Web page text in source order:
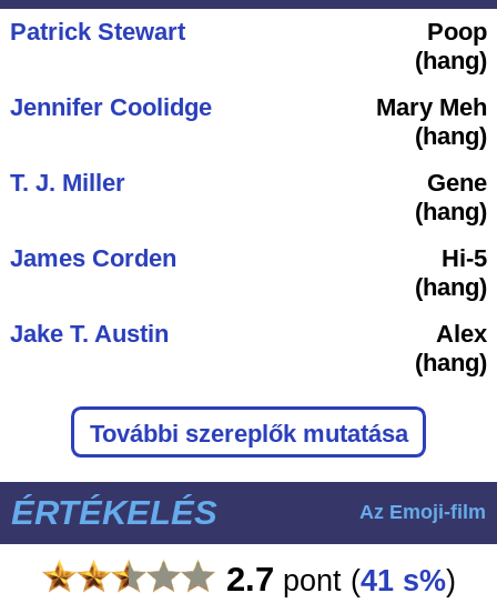
Patrick Stewart
Poop
(hang)
Jennifer Coolidge
Mary Meh
(hang)
T. J. Miller
Gene
(hang)
James Corden
Hi-5
(hang)
Jake T. Austin
Alex
(hang)
További szereplők mutatása
ÉRTÉKELÉS Az Emoji-film
2.7 pont (41 s%)